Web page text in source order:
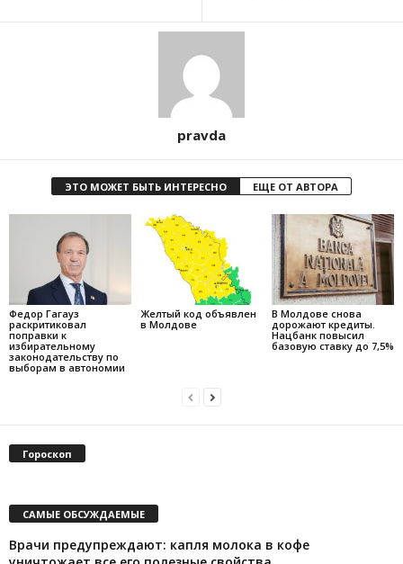
pravda
ЭТО МОЖЕТ БЫТЬ ИНТЕРЕСНО ЕЩЕ ОТ АВТОРА
Федор Гагауз
раскритиковал
поправки к
избирательному
законодательству по
выборам в автономии
Желтый код объявлен
в Молдове
В Молдове снова
дорожают кредиты.
Нацбанк повысил
базовую ставку до 7,5%
Гороскоп
САМЫЕ ОБСУЖДАЕМЫЕ
Врачи предупреждают: капля молока в кофе